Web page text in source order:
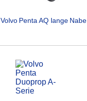
Volvo Penta AQ lange Nabe